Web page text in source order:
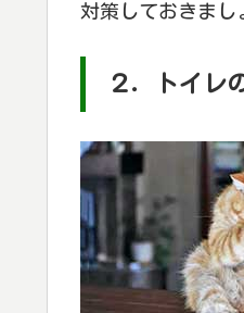
対策しておきまし
２．トイレ